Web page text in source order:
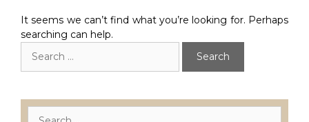
It seems we can’t find what you’re looking for. Perhaps
searching can help.
for:
Search